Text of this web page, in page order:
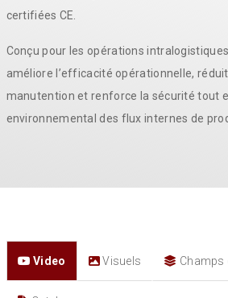
certifiées CE.
Conçu pour les opérations
améliore l’efficacité opérationnelle,
manutention et renforce la sécurité tout
environnemental des flux internes de
Video Visuels Champs